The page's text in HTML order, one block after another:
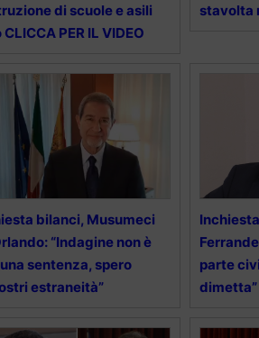
di scuole e asili
PER IL VIDEO
stavolta
bilanci, Musumeci
“Indagine non è
sentenza, spero
estraneità”
parte
dimetta”